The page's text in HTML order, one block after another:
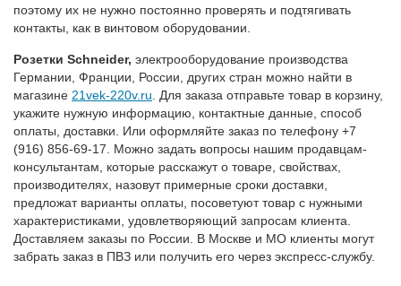
поэтому их не нужно постоянно проверять и подтягивать
контакты, как в винтовом оборудовании.
Розетки Schneider, электрооборудование производства
Германии, Франции, России, других стран можно найти в
магазине 21vek-220v. ru . Для заказа отправьте товар в корзину,
укажите нужную информацию, контактные данные, способ
оплаты, доставки. Или оформляйте заказ по телефону +7
(916) 856-69-17. Можно задать вопросы нашим продавцам-
консультантам, которые расскажут о товаре, свойствах,
производителях, назовут примерные сроки доставки,
предложат варианты оплаты, посоветуют товар с нужными
характеристиками, удовлетворяющий запросам клиента.
Доставляем заказы по России. В Москве и МО клиенты могут
забрать заказ в ПВЗ или получить его через экспресс-службу.